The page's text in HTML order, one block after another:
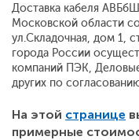
Доставка кабеля
Московской области
ул.Складочная, дом 1,
города России
компаний ПЭК,
других по
На этой странице
примерные